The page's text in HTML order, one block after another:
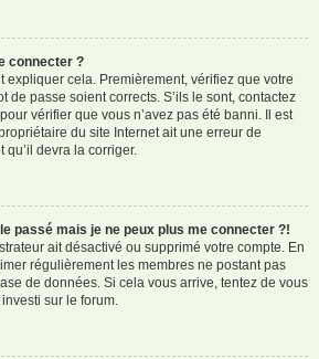
connecter ?
expliquer cela. Premièrement, vérifiez que votre
de passe soient corrects. S’ils le sont, contactez
vérifier que vous n’avez pas été banni. Il est
du site Internet ait une erreur de
devra la corriger.
passé mais je ne peux plus me connecter ?!
ait désactivé ou supprimé votre compte. En
régulièrement les membres ne postant pas
de données. Si cela vous arrive, tentez de vous
sur le forum.